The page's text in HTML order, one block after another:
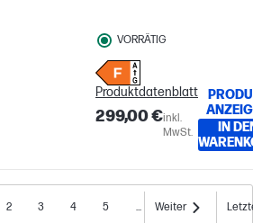
VORRÄTIG
Produktdatenblatt
299,00 €inkl.
MwSt.
IN
2 3 4 5 ... Weiter